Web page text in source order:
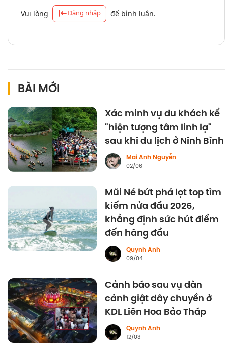
Vui lòng Đăng nhập để bình luận.
BÀI MỚI
Xác minh vụ du khách kể
"hiện tượng tâm linh lạ"
sau khi du lịch ở Ninh Bình
Mai Anh Nguyễn
02/06
Mũi Né bứt phá lọt top tìm
kiếm nửa đầu 2026,
khẳng định sức hút điểm
đến hàng đầu
Quynh Anh
09/04
Cảnh báo sau vụ dàn
cảnh giật dây chuyền ở
KDL Liên Hoa Bảo Tháp
Quynh Anh
12/03